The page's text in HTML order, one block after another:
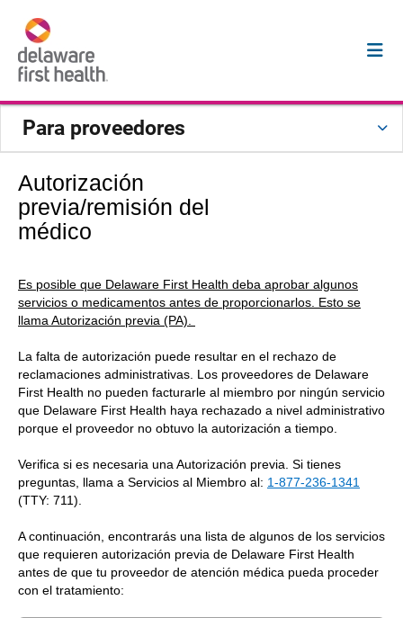
Para proveedores
Autorización
previa/remisión del
médico
Es posible que Delaware First Health deba aprobar algunos
servicios o medicamentos antes de proporcionarlos. Esto se
llama Autorización previa (PA).
La falta de autorización puede resultar en el rechazo de
reclamaciones administrativas. Los proveedores de Delaware
First Health no pueden facturarle al miembro por ningún servicio
que Delaware First Health haya rechazado a nivel administrativo
porque el proveedor no obtuvo la autorización a tiempo.
Verifica si es necesaria una Autorización previa. Si tienes
preguntas, llama a Servicios al Miembro al: 1-877-236-1341
(TTY: 711).
A continuación, encontrarás una lista de algunos de los servicios
que requieren autorización previa de Delaware First Health
antes de que tu proveedor de atención médica pueda proceder
con el tratamiento: